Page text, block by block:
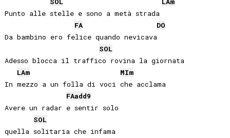
Punto alle stelle e sono a metà strada
FA
DO
Da bambino ero felice quando nevicava
SOL
Adesso blocca il traffico rovina la giornata
LAm MIm
In mezzo a un folla di voci che acclama
FAadd9
Avere un radar e sentir solo
SOL
quella solitaria che infama